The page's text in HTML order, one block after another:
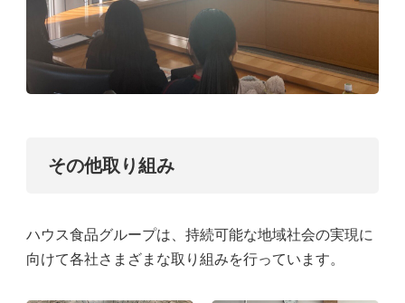
その他取り組み
ハウス食品グループは、持続可能な地域社会の実現に
向けて各社さまざまな取り組みを行っています。